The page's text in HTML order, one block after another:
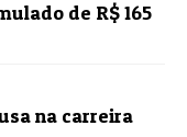
de R$ 165
na carreira